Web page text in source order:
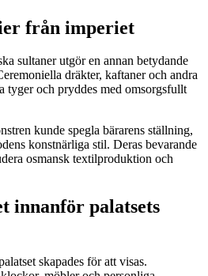
från imperiet
sultaner utgör en annan betydande
dräkter, kaftaner och andra
tyger och pryddes med omsorgsfullt
kunde spegla bärarens ställning,
konstnärliga stil. Deras bevarande
osmansk textilproduktion och
innanför palatsets
skapades för att visas.